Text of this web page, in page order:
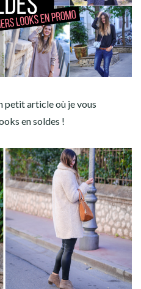
petit article où je vous
en soldes !